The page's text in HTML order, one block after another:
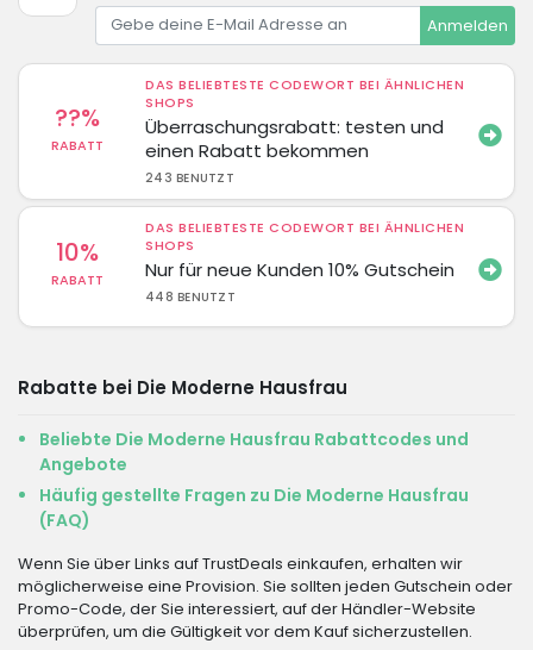
Anmelden
??%
RABATT
DAS BELIEBTESTE CODEWORT BEI ÄHNLICHEN
SHOPS
Überraschungsrabatt: testen und
einen Rabatt bekommen
243 BENUTZT
10%
RABATT
DAS BELIEBTESTE CODEWORT BEI ÄHNLICHEN
SHOPS
Nur für neue Kunden 10% Gutschein
448 BENUTZT
Rabatte bei Die Moderne Hausfrau
Beliebte Die Moderne Hausfrau Rabattcodes und
Angebote
Häufig gestellte Fragen zu Die Moderne Hausfrau
(FAQ)
Wenn Sie über Links auf TrustDeals einkaufen, erhalten wir
möglicherweise eine Provision. Sie sollten jeden Gutschein oder
Promo-Code, der Sie interessiert, auf der Händler-Website
überprüfen, um die Gültigkeit vor dem Kauf sicherzustellen.